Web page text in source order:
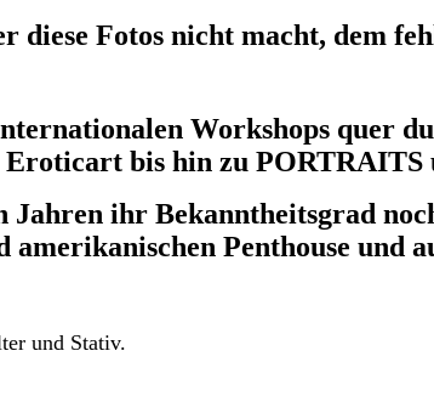
diese Fotos nicht macht, dem
Workshops quer
Eroticart bis hin zu PORTRAITS
ihr Bekanntheitsgrad
amerikanischen Penthouse
und Stativ.